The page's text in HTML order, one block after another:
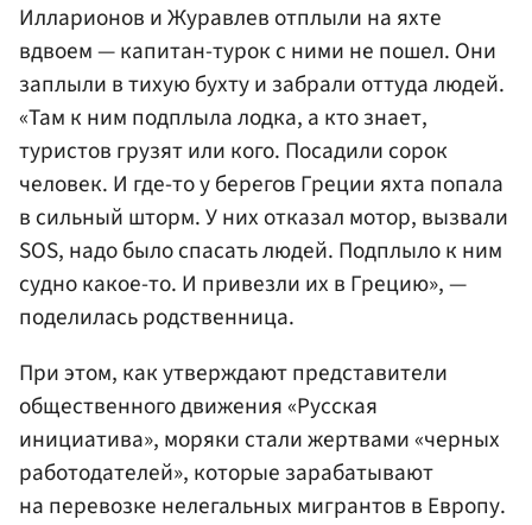
Илларионов и Журавлев отплыли на яхте
вдвоем — капитан-турок с ними не пошел. Они
заплыли в тихую бухту и забрали оттуда людей.
«Там к ним подплыла лодка, а кто знает,
туристов грузят или кого. Посадили сорок
человек. И где-то у берегов Греции яхта попала
в сильный шторм. У них отказал мотор, вызвали
SOS, надо было спасать людей. Подплыло к ним
судно какое-то. И привезли их в Грецию», —
поделилась родственница.
При этом, как утверждают представители
общественного движения «Русская
инициатива», моряки стали жертвами «черных
работодателей», которые зарабатывают
на перевозке нелегальных мигрантов в Европу.